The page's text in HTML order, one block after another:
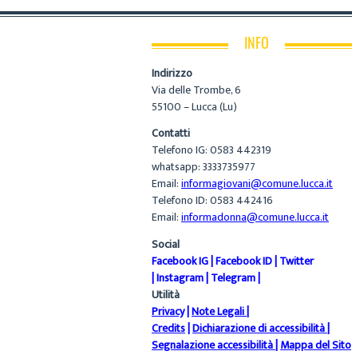
INFO
Indirizzo
Via delle Trombe, 6
55100 – Lucca (Lu)
Contatti
Telefono IG: 0583 442319
whatsapp: 3333735977
Email:informagiovani@comune.lucca.it
Telefono ID: 0583 442416
Email:informadonna@comune.lucca.it
Social
Facebook IG|Facebook ID|Twitter
|Instagram|Telegram|
Utilità
Privacy|Note Legali|
Credits|Dichiarazione di accessibilità|
Segnalazione accessibilità|Mappa del Sito